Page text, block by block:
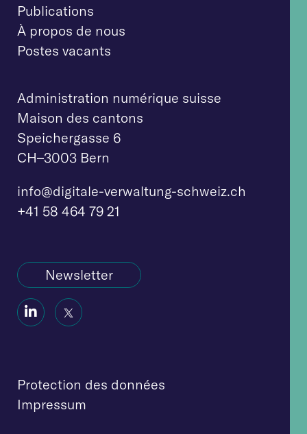
Publications
À propos de nous
Postes vacants
Administration numérique suisse
Maison des cantons
Speichergasse 6
CH–3003 Bern
info@digitale-verwaltung-schweiz.ch
+41 58 464 79 21
Newsletter
Social Social
Protection des données
Impressum